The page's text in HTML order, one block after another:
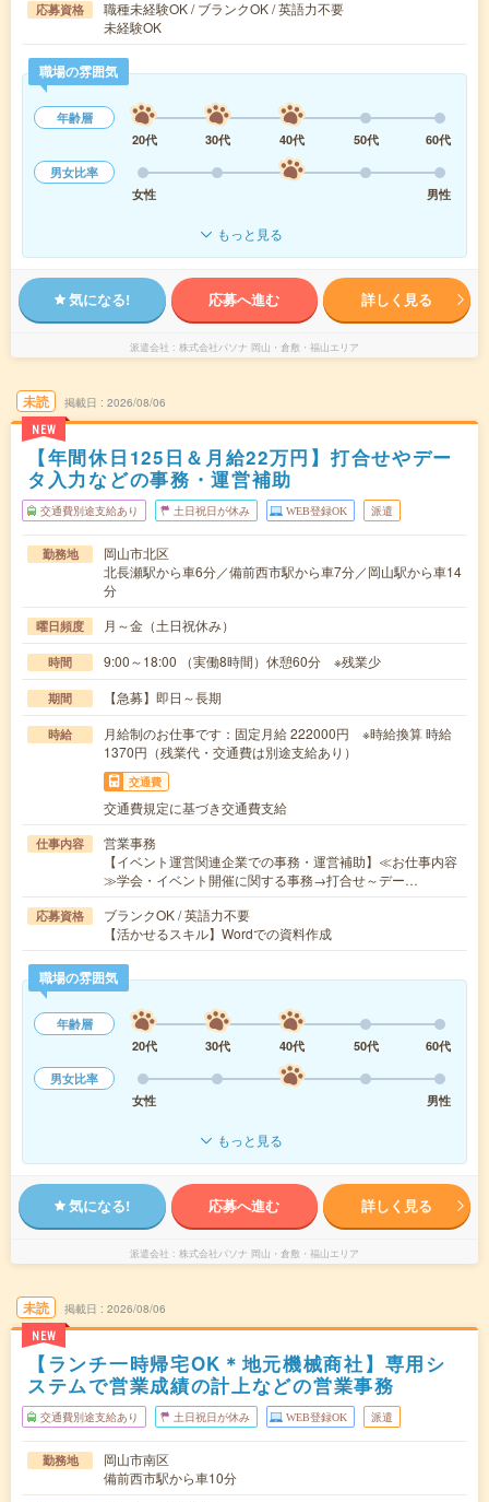
応募資格
職種未経験OK / ブランクOK / 英語力不要
未経験OK
職場の雰囲気
年齢層
20代
30代 40代 50代
60代
男女比率
女性
男性
もっと見る
気になる! 応募へ進む 詳しく見る
派遣会社 株式会社パソナ 岡山・倉敷・福山エリア
未読
NEW
掲載日 2026/08/06
【年間休日125日＆月給22万円】打合せやデー
タ入力などの事務・運営補助
交通費別途支給あり 土日祝日が休み WEB登録OK 派遣
勤務地
岡山市北区
北長瀬駅から車6分／備前西市駅から車7分／岡山駅から車14
分
曜日頻度 月～金（土日祝休み）
時間 9:00～18:00 （実働8時間）休憩60分 ※残業少
期間 【急募】即日～長期
時給
月給制のお仕事です：固定月給 222000円 ※時給換算 時給
1370円（残業代・交通費は別途支給あり）
交通費
交通費規定に基づき交通費支給
仕事内容
営業事務
【イベント運営関連企業での事務・運営補助】≪お仕事内容
≫学会・イベント開催に関する事務→打合せ～デー…
応募資格
ブランクOK / 英語力不要
【活かせるスキル】Wordでの資料作成
職場の雰囲気
年齢層
20代
30代 40代 50代
60代
男女比率
女性
男性
もっと見る
気になる! 応募へ進む 詳しく見る
派遣会社 株式会社パソナ 岡山・倉敷・福山エリア
未読
NEW
掲載日 2026/08/06
【ランチ一時帰宅OK＊地元機械商社】専用シ
ステムで営業成績の計上などの営業事務
交通費別途支給あり 土日祝日が休み WEB登録OK 派遣
勤務地
岡山市南区
備前西市駅から車10分